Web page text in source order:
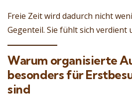
Freie Zeit wird dadurch nicht
Gegenteil. Sie fühlt sich verdient
Warum organisierte
besonders für
sind